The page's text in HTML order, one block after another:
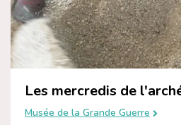
Les mercredis de
Musée de la Grande Guerre